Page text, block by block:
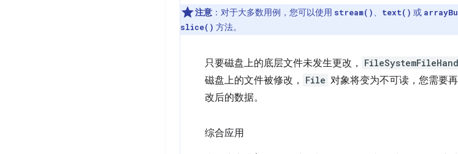
注意 ：对于大多数用例，您可以使用 stream()、 text() 或
slice() 方法。
只要磁盘上的底层文件未发生更改，
磁盘上的文件被修改，
File 对象将变为不可读，您需要
改后的数据。
综合应用